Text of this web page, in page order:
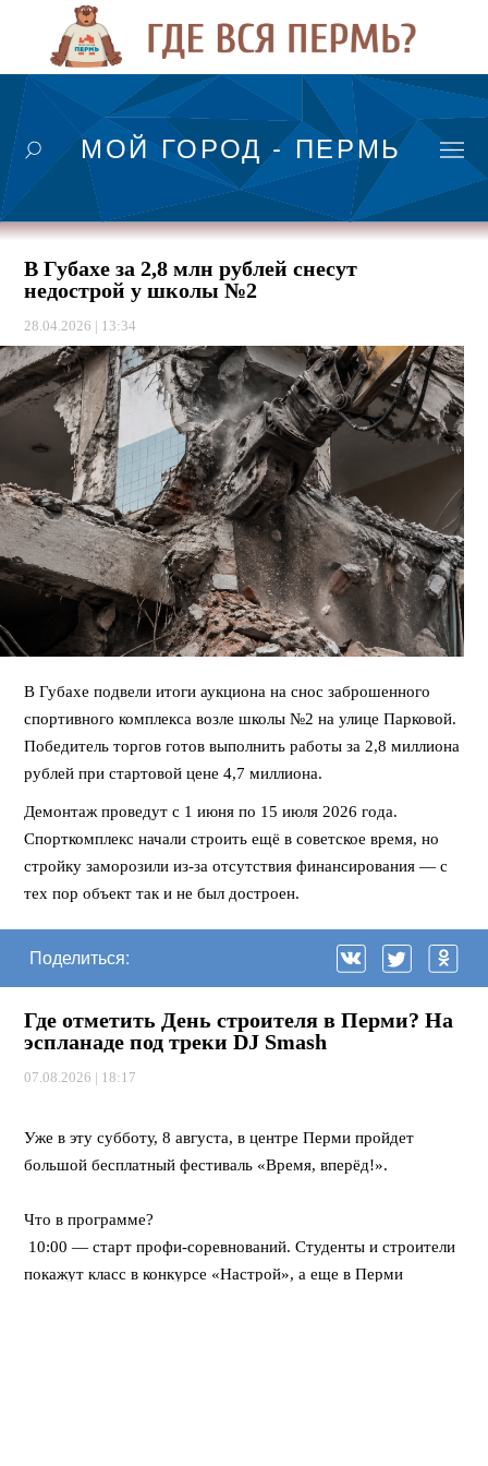
МОЙ ГОРОД - ПЕРМЬ
В Губахе за 2,8 млн рублей снесут
недострой у школы №2
28.04.2026 | 13:34
В Губахе подвели итоги аукциона на снос заброшенного
спортивного комплекса возле школы №2 на улице Парковой.
Победитель торгов готов выполнить работы за 2,8 миллиона
рублей при стартовой цене 4,7 миллиона.
Демонтаж проведут с 1 июня по 15 июля 2026 года.
Спорткомплекс начали строить ещё в советское время, но
стройку заморозили из-за отсутствия финансирования — с
тех пор объект так и не был достроен.
Поделиться:
Где отметить День строителя в Перми? На
эспланаде под треки DJ Smash
07.08.2026 | 18:17
Уже в эту субботу, 8 августа, в центре Перми пройдет
большой бесплатный фестиваль «Время, вперёд!».
Что в программе?
10:00 — старт профи-соревнований. Студенты и строители
покажут класс в конкурсе «Настрой», а еще в Перми